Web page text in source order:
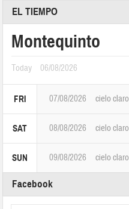
EL TIEMPO
Montequinto
Today 06/08/2026
FRI 07/08/2026 cielo claro
SAT 08/08/2026 cielo claro
SUN 09/08/2026 cielo claro
Facebook